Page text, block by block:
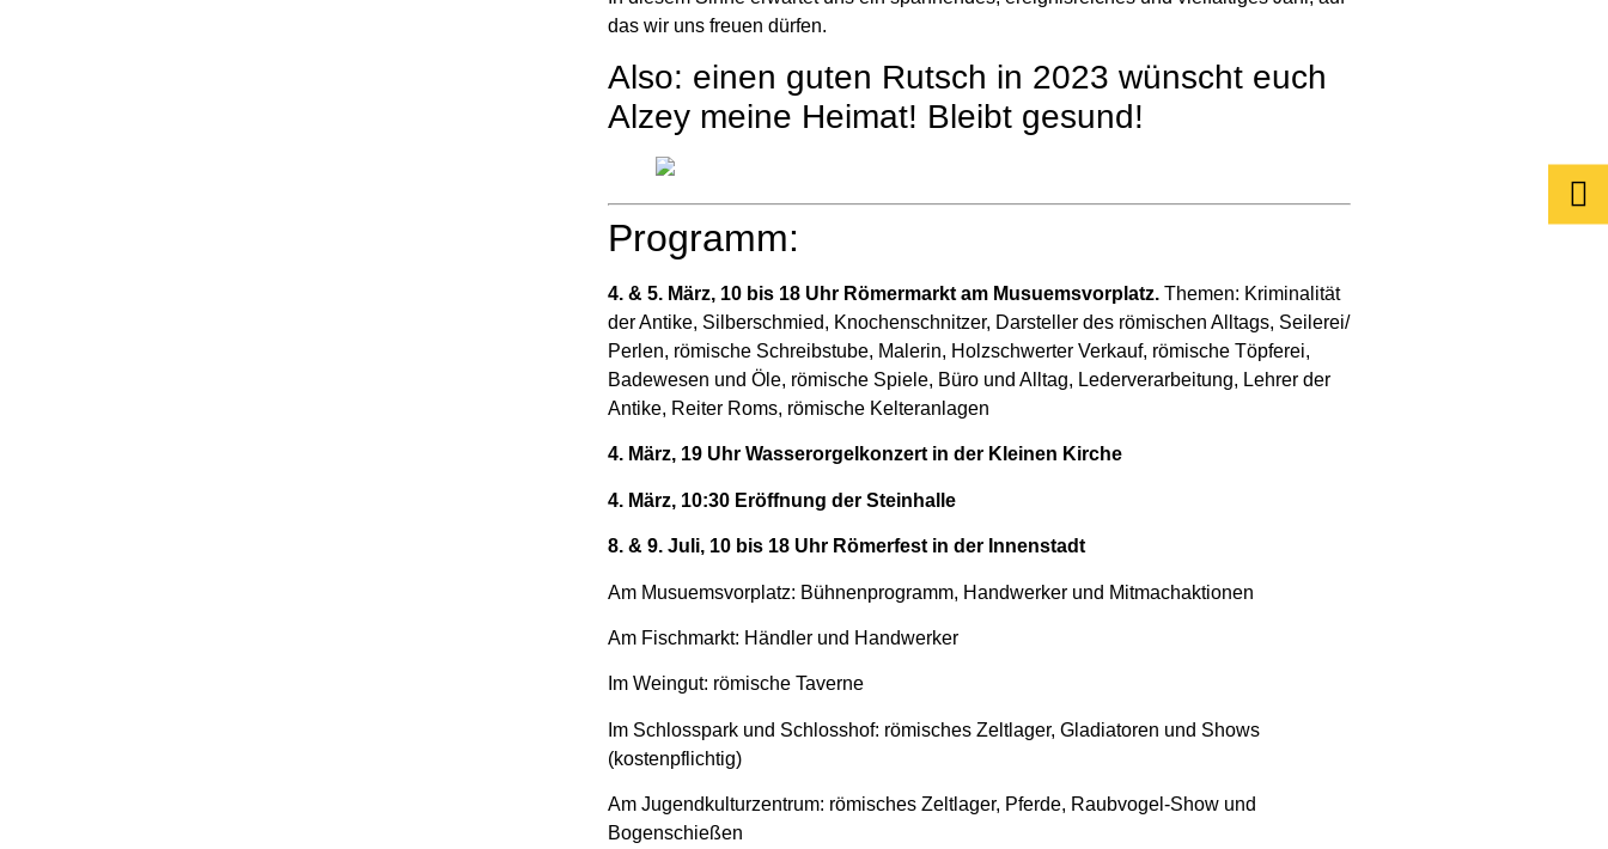
das wir uns freuen dürfen.
Also: einen guten Rutsch in 2023 wünscht euch
Alzey meine Heimat! Bleibt gesund!
Programm:
4. & 5. März, 10 bis 18 Uhr Römermarkt am Musuemsvorplatz.Themen: Kriminalität
der Antike, Silberschmied, Knochenschnitzer, Darsteller des römischen Alltags, Seilerei/
Perlen, römische Schreibstube, Malerin, Holzschwerter Verkauf, römische Töpferei,
Badewesen und Öle, römische Spiele, Büro und Alltag, Lederverarbeitung, Lehrer der
Antike, Reiter Roms, römische Kelteranlagen
4. März, 19 Uhr Wasserorgelkonzert in der Kleinen Kirche
4. März, 10:30 Eröffnung der Steinhalle
8. & 9. Juli, 10 bis 18 Uhr Römerfest in der Innenstadt
Am Musuemsvorplatz: Bühnenprogramm, Handwerker und Mitmachaktionen
Am Fischmarkt: Händler und Handwerker
Im Weingut: römische Taverne
Im Schlosspark und Schlosshof: römisches Zeltlager, Gladiatoren und Shows
(kostenpflichtig)
Am Jugendkulturzentrum: römisches Zeltlager, Pferde, Raubvogel-Show und
Bogenschießen